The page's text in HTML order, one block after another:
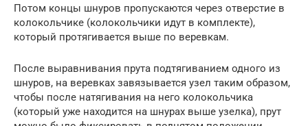
Потом концы шнуров пропускаются через отверстие в
колокольчике (колокольчики идут в комплекте),
который протягивается выше по веревкам.
После выравнивания прута подтягиванием одного из
шнуров, на веревках завязывается узел таким образом,
чтобы после натягивания на него колокольчика
(который уже находится на шнурах выше узелка), прут